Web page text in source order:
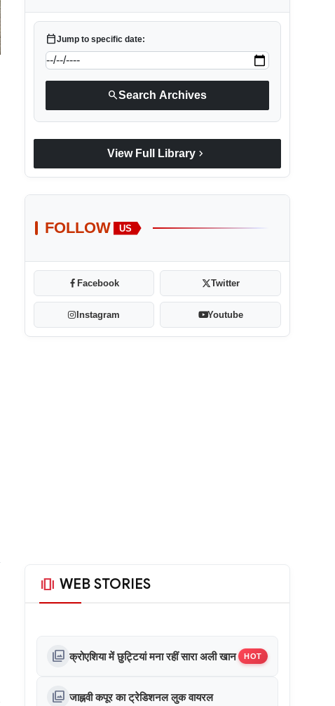
calendar_todayJump to specific date:
searchSearch Archives
View Full Library chevron_right
FOLLOW US
Facebook Twitter
Instagram Youtube
amp_stories WEB STORIES
photo_library क्रोएशिया में छुट्टियां मना रहीं सारा अली खान HOT
photo_library जाह्नवी कपूर का ट्रेडिशनल लुक वायरल